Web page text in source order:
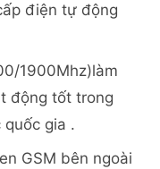
điện tự động
1900Mhz)làm
động tốt trong
quốc gia .
GSM bên ngoài